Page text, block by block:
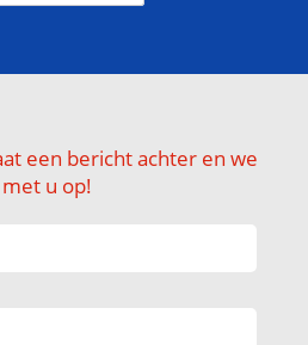
een bericht achter en we
u op!